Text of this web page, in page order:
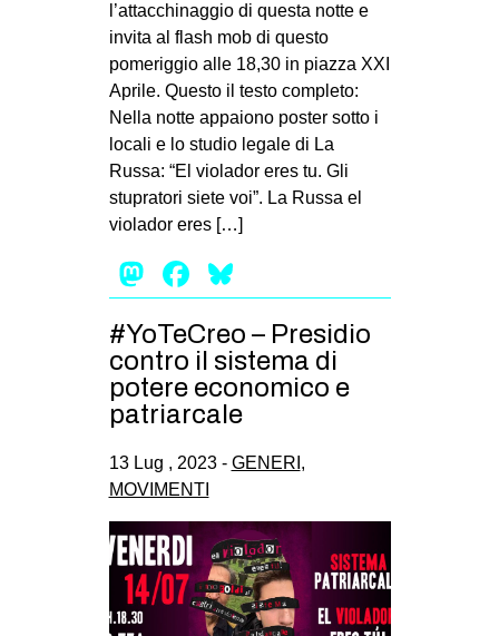
EUROPA
MEDIO ORIENTE
MONDO
EVENTI
in
bsky
ms
l’attacchinaggio di questa notte e
invita al flash mob di questo
pomeriggio alle 18,30 in piazza XXI
Aprile. Questo il testo completo:
Nella notte appaiono poster sotto i
locali e lo studio legale di La
Russa: “El violador eres tu. Gli
stupratori siete voi”. La Russa el
violador eres […]
Mastodon
Facebook
#YoTeCreo – Presidio
contro il sistema di
potere economico e
patriarcale
13 Lug , 2023 - GENERI ,
MOVIMENTI